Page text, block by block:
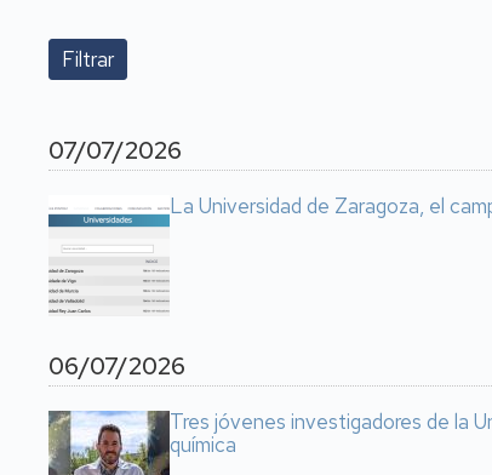
07/07/2026
La Universidad de Zaragoza, el
06/07/2026
Tres jóvenes investigadores de la
química